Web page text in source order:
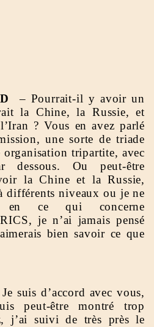
– Pourrait-il y avoir un
la Chine, la Russie, et
? Vous en avez parlé
une sorte de triade
tripartite, avec
dessous. Ou peut-être
la Chine et la Russie,
différents niveaux ou je ne
ce qui concerne
je n’ai jamais pensé
bien savoir ce que
suis d’accord avec vous,
peut-être montré trop
j’ai suivi de très près le